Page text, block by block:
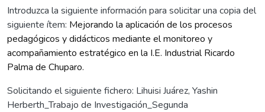
Introduzca la siguiente información para solicitar una copia del
siguiente ítem: Mejorando la aplicación de los procesos
pedagógicos y didácticos mediante el monitoreo y
acompañamiento estratégico en la I.E. Industrial Ricardo
Palma de Chuparo.
Solicitando el siguiente fichero: Lihuisi Juárez, Yashin
Herberth_Trabajo de Investigación_Segunda